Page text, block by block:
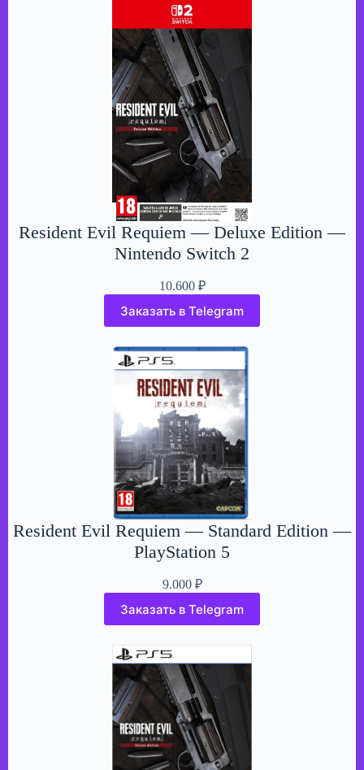
Resident Evil Requiem — Deluxe Edition —
Nintendo Switch 2
10.600 ₽
Заказать в Telegram
Resident Evil Requiem — Standard Edition —
PlayStation 5
9.000 ₽
Заказать в Telegram